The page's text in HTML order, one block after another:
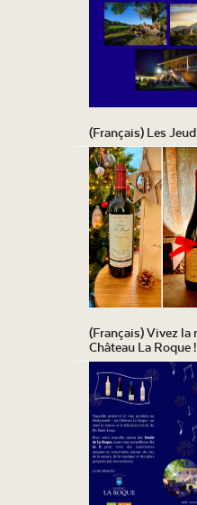
(Français) Les
(Français) Vivez la
Château La Roque !